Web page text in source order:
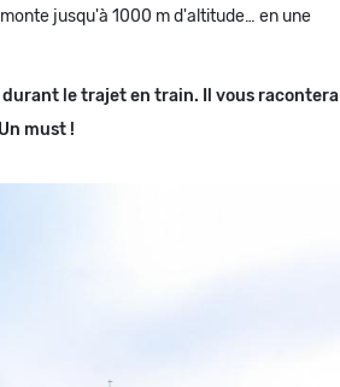
jusqu'à 1000 m d'altitude… en une
durant le trajet en train. Il vous racontera
must !